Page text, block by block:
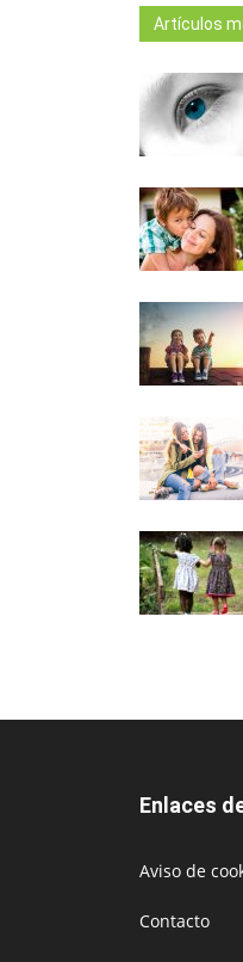
Artículos
Enlaces
Aviso de
Contacto